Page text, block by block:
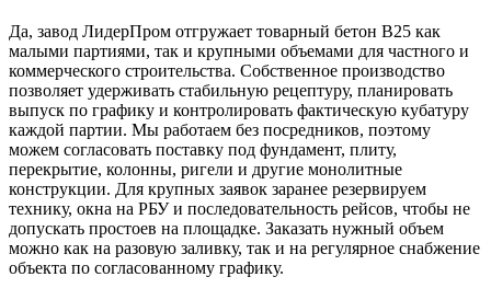
Да, завод ЛидерПром отгружает товарный бетон В25 как
малыми партиями, так и крупными объемами для частного и
коммерческого строительства. Собственное производство
позволяет удерживать стабильную рецептуру, планировать
выпуск по графику и контролировать фактическую кубатуру
каждой партии. Мы работаем без посредников, поэтому
можем согласовать поставку под фундамент, плиту,
перекрытие, колонны, ригели и другие монолитные
конструкции. Для крупных заявок заранее резервируем
технику, окна на РБУ и последовательность рейсов, чтобы не
допускать простоев на площадке. Заказать нужный объем
можно как на разовую заливку, так и на регулярное снабжение
объекта по согласованному графику.